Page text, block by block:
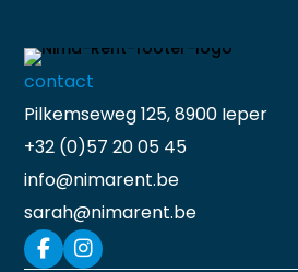
contact
Pilkemseweg 125, 8900 Ieper
+32 (0)57 20 05 45
info@nimarent.be
sarah@nimarent.be